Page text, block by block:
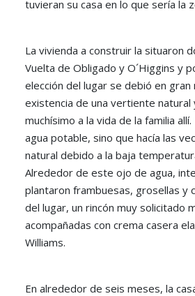
tuvieran su casa en lo que sería la
La vivienda a construir la situaron
Vuelta de Obligado y O´Higgins y
elección del lugar se debió en gran
existencia de una vertiente natural
muchísimo a la vida de la familia
agua potable, sino que hacía las
natural debido a la baja
Alrededor de este ojo de agua,
plantaron frambuesas, grosellas y
del lugar, un rincón muy solicitado
acompañadas con crema casera
Williams.
En alrededor de seis meses, la